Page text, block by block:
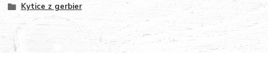
Kytice z gerbier